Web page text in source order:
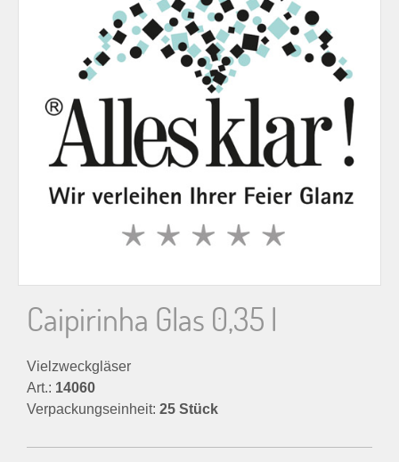
a
h
Caipirinha Glas 0,35 l
Vielzweckgläser
Art.: 14060
Verpackungseinheit: 25 Stück